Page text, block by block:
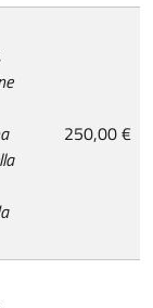
250,00 €